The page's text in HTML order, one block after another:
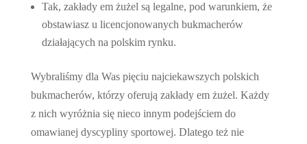
Tak, zakłady em żużel są legalne, pod warunkiem, że
obstawiasz u licencjonowanych bukmacherów
działających na polskim rynku.
Wybraliśmy dla Was pięciu najciekawszych polskich
bukmacherów, którzy oferują zakłady em żużel. Każdy
z nich wyróżnia się nieco innym podejściem do
omawianej dyscypliny sportowej. Dlatego też nie